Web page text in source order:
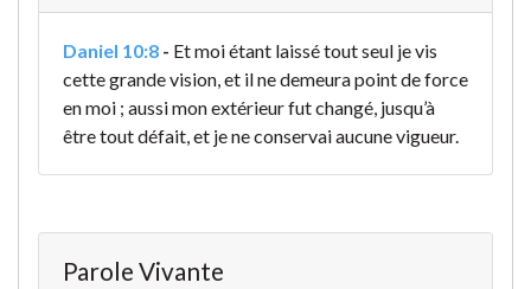
Daniel 10:8 - Et moi étant laissé tout seul je vis
cette grande vision, et il ne demeura point de force
en moi ; aussi mon extérieur fut changé, jusqu’à
être tout défait, et je ne conservai aucune vigueur.
Parole Vivante